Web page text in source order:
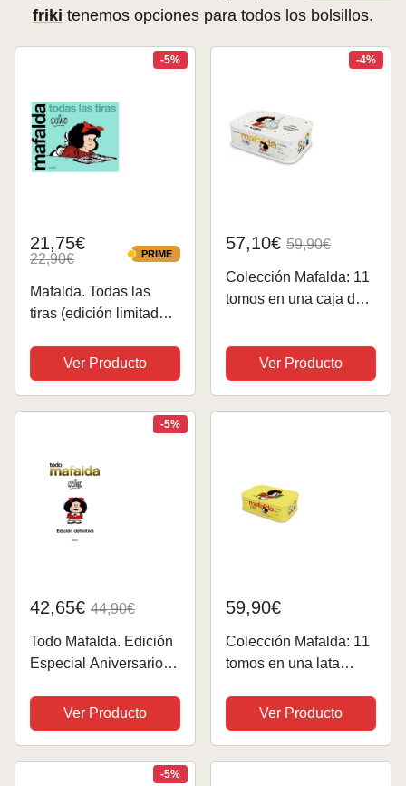
friki tenemos opciones para todos los bolsillos.
-5%
21,75€
22,90€ PRIME
PRIME
Mafalda. Todas las
tiras (edición limitada)
Ver Producto
-4%
57,10€ 59,90€
Colección Mafalda: 11
tomos en una caja de
(Lumen Gráfica)
Ver Producto
-5%
42,65€ 44,90€
Todo Mafalda. Edición
Especial Aniversario
Español) (Lumen
Gráfica)
Ver Producto
59,90€
Colección Mafalda: 11
tomos en una lata
(Lumen Gráfica)
Ver Producto
-5%